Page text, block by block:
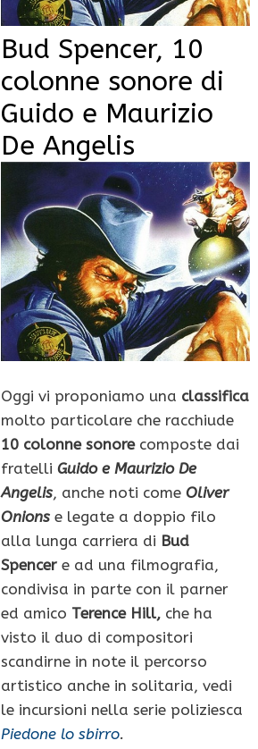
Bud Spencer, 10
colonne sonore di
Guido e Maurizio
De Angelis
Oggi vi proponiamo una classifica
molto particolare che racchiude
10 colonne sonorecomposte dai
fratelliGuido e Maurizio De
Angelis, anche noti comeOliver
Onions e legate a doppio filo
alla lunga carriera di Bud
Spencer e ad una filmografia,
condivisa in parte con il parner
ed amico Terence Hill, che ha
visto il duo di compositori
scandirne in note il percorso
artistico anche in solitaria, vedi
le incursioni nella serie poliziesca
Piedone lo sbirro.